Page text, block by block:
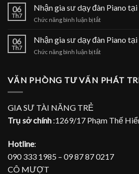
tạigia
sư
dạy
Piano
TPHCM
06
Th7
Nhận gia sư dạy đàn Piano tại
Chức năng bình luận bị tắtở
gia
sư
dạy
tại
06
Th7
Nhận gia sư dạy đàn Piano tại
Chức năng bình luận bị tắtở
sư
nhà
VĂN PHÒNG TƯ VẤN PHÁT
GIA SƯ TÀI NĂNG TRẺ
Trụ sở chính :1269/17 Phạm Thế
Hotline:
090 333 1985 – 09 87 87 0217
CÔ MƯỢT